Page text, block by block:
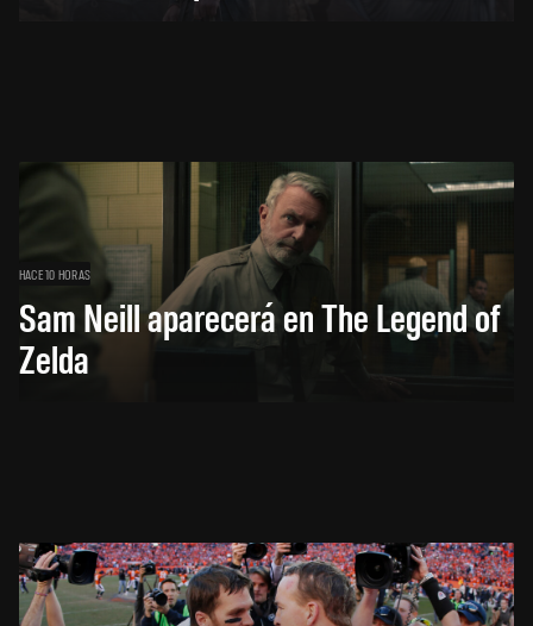
HACE 10 HORAS
Sam Neill aparecerá en The Legend of
Zelda